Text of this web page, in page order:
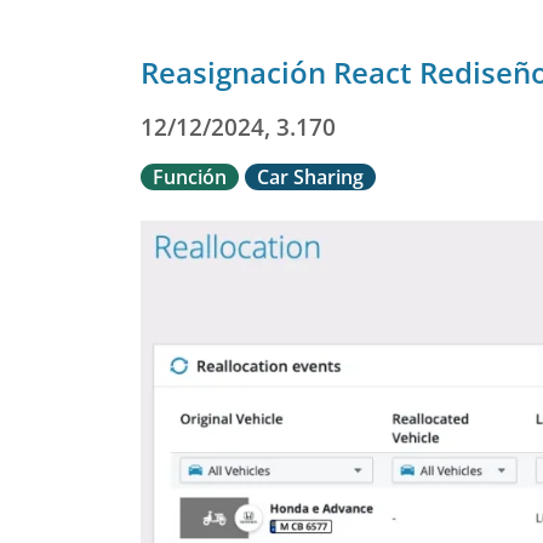
Reasignación React
12/12/2024, 3.170
Función Car Sharing